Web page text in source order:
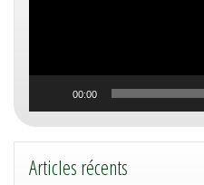
00:00
Articles récents